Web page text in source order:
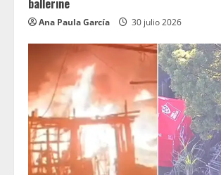
ballerine
Ana Paula García 30 julio 2026